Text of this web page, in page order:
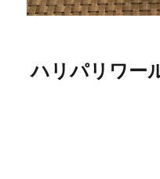
ハリパリワー